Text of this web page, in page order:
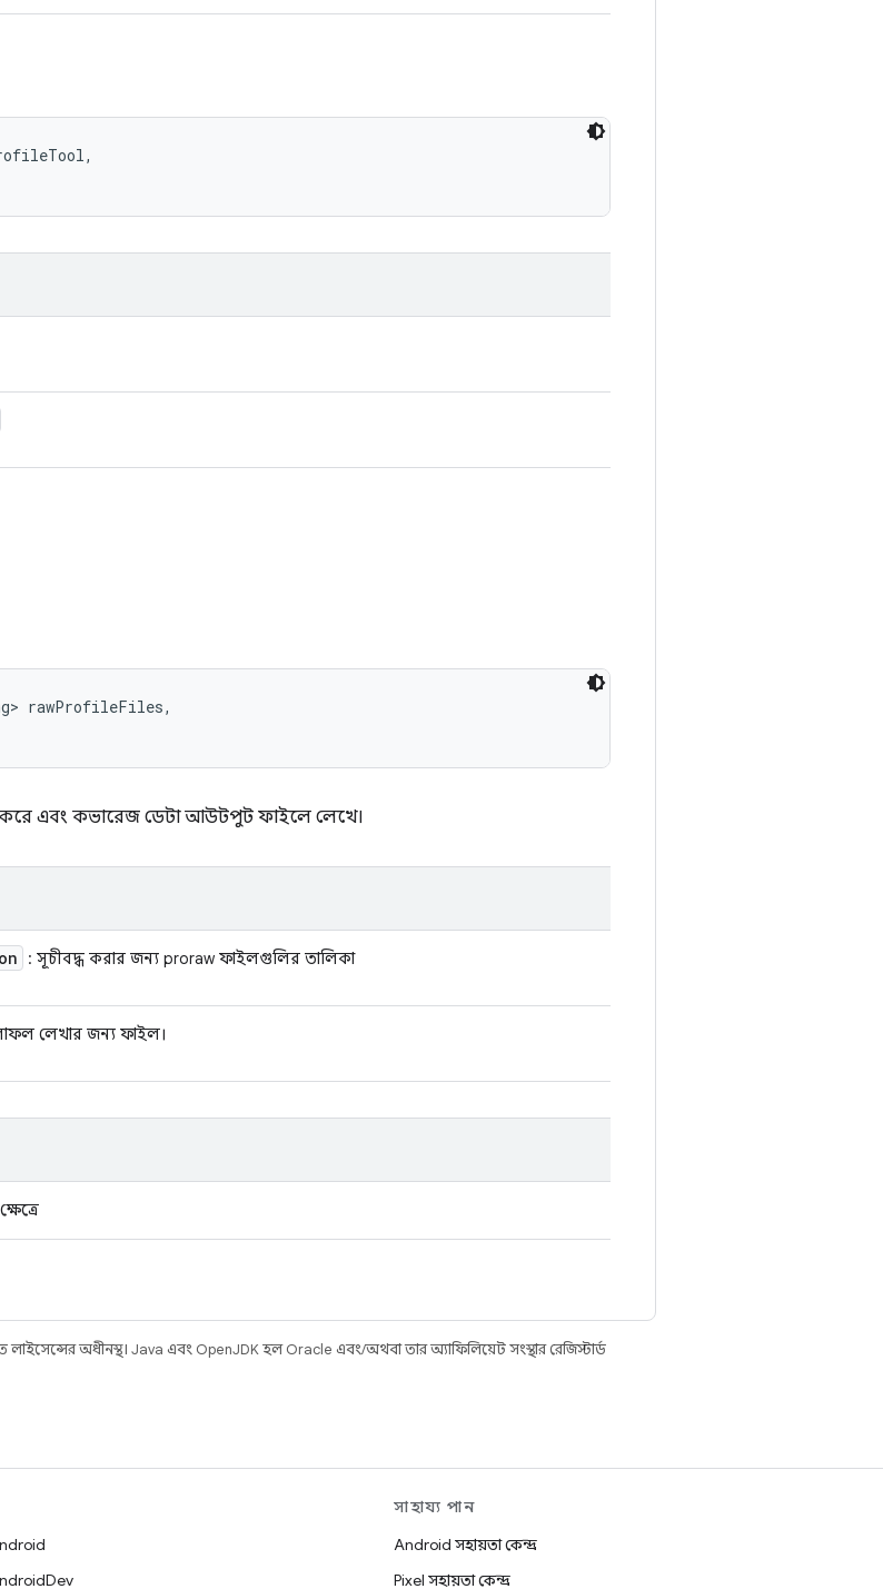
rawProfileFiles,
এবং কভারেজ ডেটা আউটপুট ফাইলে লেখে।
: সূচীবদ্ধ করার জন্য .proraw ফাইলগুলির তালিকা
লেখার জন্য ফাইল।
লাইসেন্সের অধীনস্থ। Java এবং OpenJDK হল Oracle এবং/অথবা তার অ্যাফিলিয়েট সংস্থার রেজিস্টার্ড
সাহায্য পান
Android সহায়তা কেন্দ্র
Pixel সহায়তা কেন্দ্র